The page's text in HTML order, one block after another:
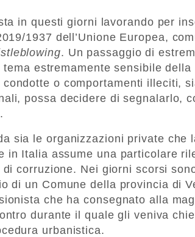
in questi giorni lavorando per
1937 dell’Unione Europea,
. Un passaggio di
estremamente sensibile
o comportamenti illeciti,
possa decidere di segnalarlo,
sia le organizzazioni private che
in Italia assume una particolare
corruzione. Nei giorni scorsi
di un Comune della provincia di
che ha consegnato alla
durante il quale gli veniva
urbanistica.